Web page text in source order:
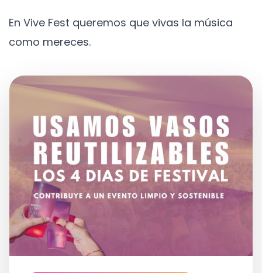
En Vive Fest queremos que vivas la música
como mereces.